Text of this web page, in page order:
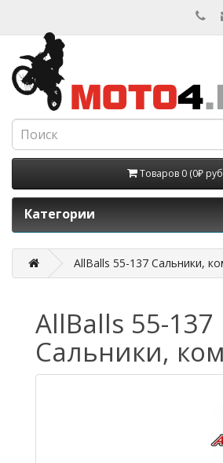
Товаров 0 (0₽
Категории
AllBalls 55-137 Сальники,
AllBalls 55-137
Сальники,